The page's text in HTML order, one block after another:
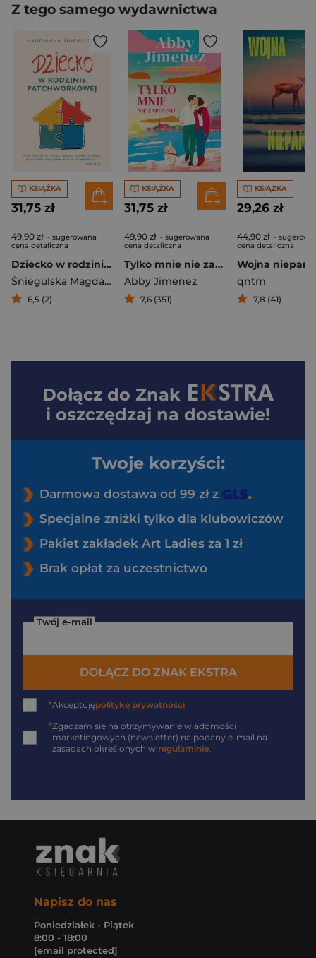
Z tego samego wydawnictwa
KSIĄŻKA
31,75 zł
49,90 zł - sugerowana
cena detaliczna
Dziecko w rodzinie patchworkowej
Śniegulska Magdalena
6,5 (2)
KSIĄŻKA
31,75 zł
49,90 zł - sugerowana
cena detaliczna
Tylko mnie nie zapomnij
Abby Jimenez
7,6 (351)
KSIĄŻKA
29,26 zł
44,90 zł -
cena detaliczna
Wojna
qntm
7,8 (41)
Dołącz do Znak
i oszczędzaj na dostawie!
Twoje korzyści:
Darmowa dostawa od 99 zł z
Specjalne zniżki tylko dla klubowiczów
Pakiet zakładek Art Ladies za 1 zł
Brak opłat za uczestnictwo
Twój e-mail
DOŁĄCZ DO ZNAK EKSTRA
*Akceptujępolitykę prywatności
*Zgadzam się na otrzymywanie wiadomości
marketingowych (newsletter) na podany e-mail na
zasadach określonych w regulaminie
Napisz do nas
Poniedziałek - Piątek
8:00 - 18:00
[email protected]